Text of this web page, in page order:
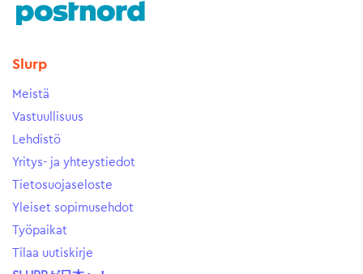
Slurp
Meistä
Vastuullisuus
Lehdistö
Yritys- ja yhteystiedot
Tietosuojaseloste
Yleiset sopimusehdot
Työpaikat
Tilaa uutiskirje